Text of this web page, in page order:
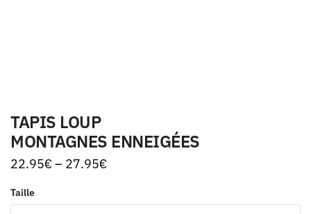
TAPIS LOUP
MONTAGNES ENNEIGÉES
22.95€– 27.95€
Taille